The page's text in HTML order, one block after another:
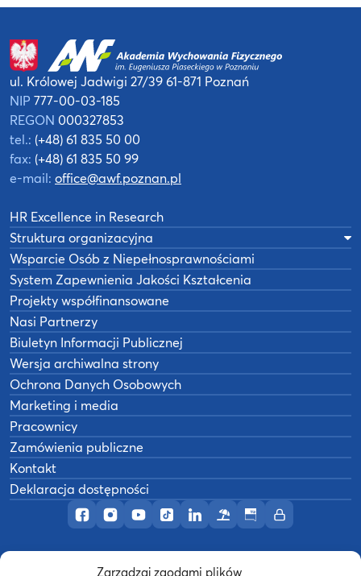
Zarządzaj zgodami plików
Profil AWF Poznań w serwisie Facebook
Profil AWF Poznań w serwisie Instagram
Profil AWF Poznań w serwisie YouTube
Profil AWF Poznań w serwisie
Profil AWF Poznań w
OśrodekBiuletynIntranet
ul. Królowej Jadwigi 27/3961-871 Poznań
NIP 777-00-03-185
REGON 000327853
tel.: (+48) 61 835 50 00
fax: (+48) 61 835 50 99
e-mail: office@awf.poznan.pl
HR Excellence in Research
Struktura organizacyjna
Wsparcie Osób z Niepełnosprawnościami
System Zapewnienia Jakości Kształcenia
Projekty współfinansowane
Nasi Partnerzy
Biuletyn Informacji Publicznej
Wersja archiwalna strony
Ochrona Danych Osobowych
Marketing i media
Pracownicy
Zamówienia publiczne
Kontakt
Deklaracja dostępności